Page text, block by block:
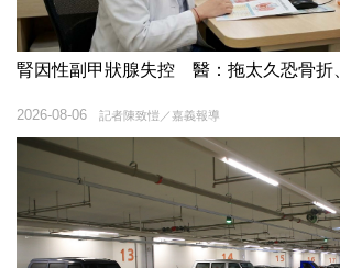
腎因性副甲狀腺失控 醫：拖太久恐骨折
記者陳致愷／嘉義報導
2026-08-06